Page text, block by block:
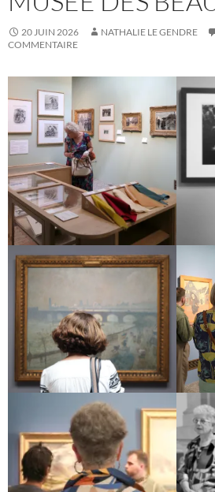
20 JUIN 2026 NATHALIE LE GENDRE
COMMENTAIRE